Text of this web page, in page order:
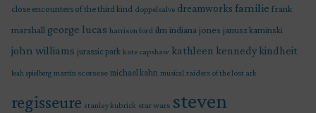
close encounters of the third kind doppelsalve dreamworks familie frank
marshall george lucas harrison ford ilm indiana jones janusz kaminski
john williams jurassic park kate capshaw kathleen kennedy kindheit
leah spielberg martin scorsese michael kahn musical raiders of the lost ark
regisseure stanley kubrick star wars steven